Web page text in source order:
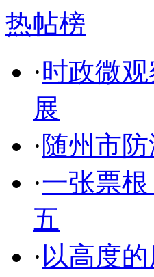
热帖榜
·时政微
展
·随州市
·一张票
五
·以高度